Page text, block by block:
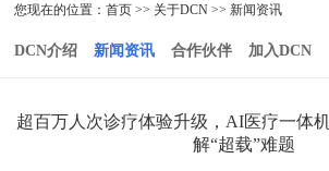
您现在的位置：首页 >> 关于DCN >>新闻资讯
DCN介绍 新闻资讯 合作伙伴 加入DCN
超百万人次诊疗体验升级，AI医疗一体
解“超载”难题